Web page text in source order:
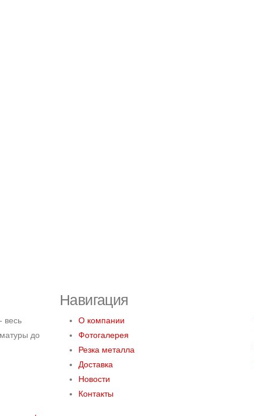
- весь
до
Навигация
О компании
Фотогалерея
Резка металла
Доставка
Новости
Контакты